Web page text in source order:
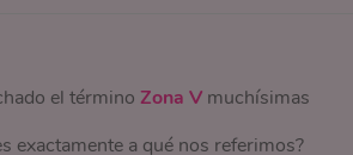
el término Zona V muchísimas
exactamente a qué nos referimos?